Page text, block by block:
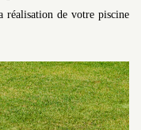
réalisation de votre piscine